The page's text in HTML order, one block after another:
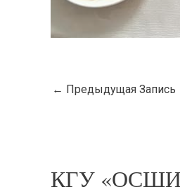
← Предыдущая Запись
КГУ «ОСШИ